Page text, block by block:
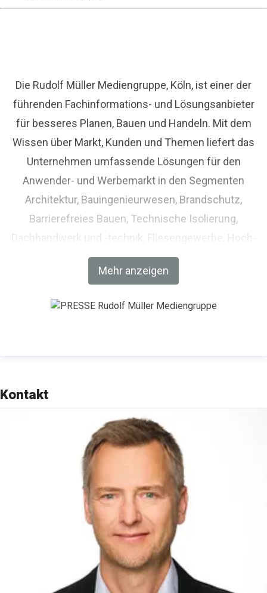
Die Rudolf Müller Mediengruppe, Köln, ist einer der
führenden Fachinformations- und Lösungsanbieter
für besseres Planen, Bauen und Handeln. Mit dem
Wissen über Markt, Kunden und Themen liefert das
Unternehmen umfassende Lösungen für den
Anwender- und Werbemarkt in den Segmenten
Architektur, Bauingenieurwesen, Brandschutz,
Barrierefreies Bauen, Technische Isolierung,
Dachhandwerk und -technik, Fliesengewerbe, Hoch-
und Tiefbau, Holzbau und Zimmerhandwerk,
Immobilien, Metallbau und Feinwerktechnik,
Baustoffhandel. Die Mediengruppe, die heute aus
Mehr anzeigen
Kontakt